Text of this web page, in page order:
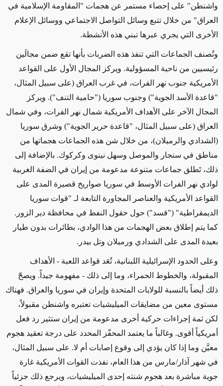
واشنطن" على إحصاء مستمر عن هجمات "المقاومة الإسلامية في
العراق" من خلال تتبع وسائل التواصل الاجتماعي ووسائل الإعلام
الأخرى التي يجري عبرها تبني هذه الأنشطة.
وتُصنف الجماعات التي تنفذ هذه الضربات بأنها تقع ضمن مجالَين
رئيسيين من ناحية المسؤولية. ويركز المجال الأول على القواعد
الأمريكية جنوب نهر الفرات، في غرب العراق (على سبيل المثال،
"قاعدة الأسد الجوية") وجنوب سوريا ("حامية التنف"). ويركز
المجال الآخر على الأهداف الأمريكية شمال نهر الفرات، وفي شمال
العراق (على سبيل المثال، "قاعدة حرير الجوية") وشرق سوريا
(الشدادي والرميلان)، من خلال شن هذه الجماعات هجماتها من
مناطق في سنجار والموصل وسهل نينوى وكركوك. بالإضافة إلى
ذلك، تَطلق جماعات متنوعة مدعومة من إيران في الضفة الغربية
لوادي نهر الفرات الأوسط في سوريا صواريخ قصيرة المدى على
القواعد الأمريكية والعناصر المجاورة التابعة لـ "قوات سوريا
الديمقراطية" ("قسد") حول حقول النفط في محافظة دير الزور.
كما يتم إطلاق بعض الهجمات من هذا الوادي، بطائرات بدون طيار
بعيدة المدى على الشدادي ورميلان وتل بيدر.
وعلى الحدود الإسرائيلية اللبنانية، تُعَد قواعد اللعبة - الأهداف
المقبولة، والخطوط الحمراء، وما إلى ذلك - مفهومة جيداً. ويصحّ
ذلك أيضاً بالنسبة للولايات المتحدة وإيران في سوريا والعراق. فهناك
مستوى معين من مضايقات الميليشيات تعتبره واشنطن مقبولاً،
لكن ثمة إجراءات حركية أخرى مدعومة من إيران ستثير رد فعل
أمريكياً أقوى. وغالباً ما يعتمد المحفّز المحدد على درجة تعقيد هجوم
معيَّن وما إذا كان يؤدي إلى وقوع إصابات أم لا. على سبيل المثال،
في شهر آذار/مارس من هذا العام، نفذت القوات الأمريكية غارة
جوية مباشرة بعد هجوم شنته إحدى الميليشيات، ويرجع ذلك جزئياً